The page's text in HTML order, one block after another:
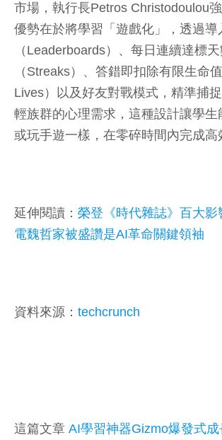
市場，執行長Petros Christodoulou
優勢在於將學習「遊戲化」，透過導
（Leaderboards）、每日連續達標
（Streaks）、答錯即扣除有限生命
Lives）以及好友對戰模式，精準捕
輕族群的心理需求，這種設計讓學生
或玩手遊一樣，在零碎時間內完成高
延伸閱讀： 榮登《時代雜誌》百大影
電魏哲家被盛讚是AI革命關鍵領袖
資料來源： techcrunch
這篇文章 AI學習神器Gizmo爆發式